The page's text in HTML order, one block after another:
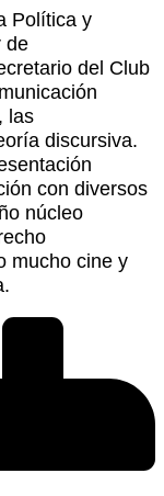
Política y
de
del Club
las
discursiva.
con diversos
núcleo
mucho cine y